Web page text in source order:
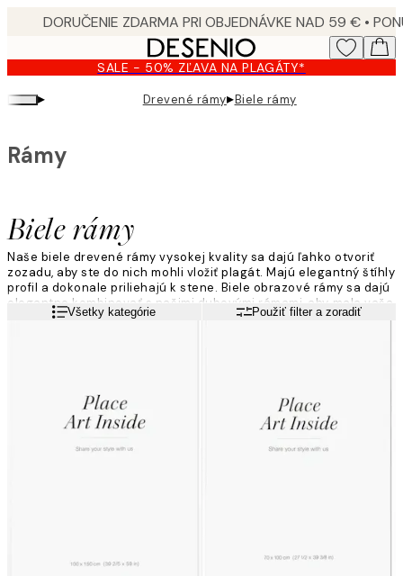
content.
SALE - 50% ZĽAVA NA PLAGÁTY*
▸ Drevené rámy▸Biele rámy
Biele rámy
Rámy
Naše biele drevené rámy vysokej kvality sa dajú ľahko otvoriť
zozadu, aby ste do nich mohli vložiť plagát. Majú elegantný štíhly
profil a dokonale priliehajú k stene. Biele obrazové rámy sa dajú
elegantne kombinovať s našimi dubovými rámami, aby mala vaša
zostava obrazov štýlový škandinávsky vzhľad.
Viac informáciíVšetky kategórie Použiť filter a zoradiť